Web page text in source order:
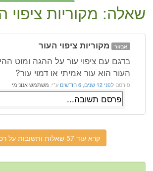
שאלה: מקוריות ציפוי
אבזור מקוריות ציפוי העור
בדגם עם ציפוי עור על ההגה ומוט
העור הוא עור אמיתי או דמוי עור?
פורסם לפני 12 שנים, 6 חודשים ע"י: משתמש אנונימי
קרא עוד 57 שאלות ותשובות על רכב זה.